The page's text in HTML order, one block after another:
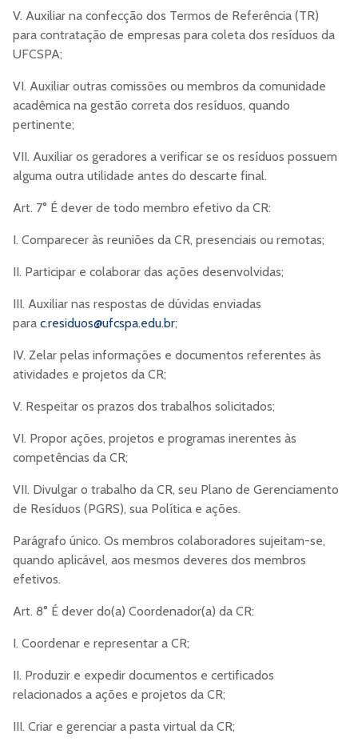
V. Auxiliar na confecção dos Termos de Referência (TR)
para contratação de empresas para coleta dos resíduos da
UFCSPA;
VI. Auxiliar outras comissões ou membros da comunidade
acadêmica na gestão correta dos resíduos, quando
pertinente;
VII. Auxiliar os geradores a verificar se os resíduos possuem
alguma outra utilidade antes do descarte final.
Art. 7° É dever de todo membro efetivo da CR:
I. Comparecer às reuniões da CR, presenciais ou remotas;
II. Participar e colaborar das ações desenvolvidas;
III. Auxiliar nas respostas de dúvidas enviadas
para c.residuos@ufcspa.edu.br;
IV. Zelar pelas informações e documentos referentes às
atividades e projetos da CR;
V. Respeitar os prazos dos trabalhos solicitados;
VI. Propor ações, projetos e programas inerentes às
competências da CR;
VII. Divulgar o trabalho da CR, seu Plano de Gerenciamento
de Resíduos (PGRS), sua Política e ações.
Parágrafo único. Os membros colaboradores sujeitam-se,
quando aplicável, aos mesmos deveres dos membros
efetivos.
Art. 8° É dever do(a) Coordenador(a) da CR:
I. Coordenar e representar a CR;
II. Produzir e expedir documentos e certificados
relacionados a ações e projetos da CR;
III. Criar e gerenciar a pasta virtual da CR;